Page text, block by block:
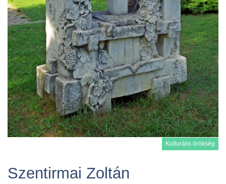
Kulturális örökség
Szentirmai Zoltán